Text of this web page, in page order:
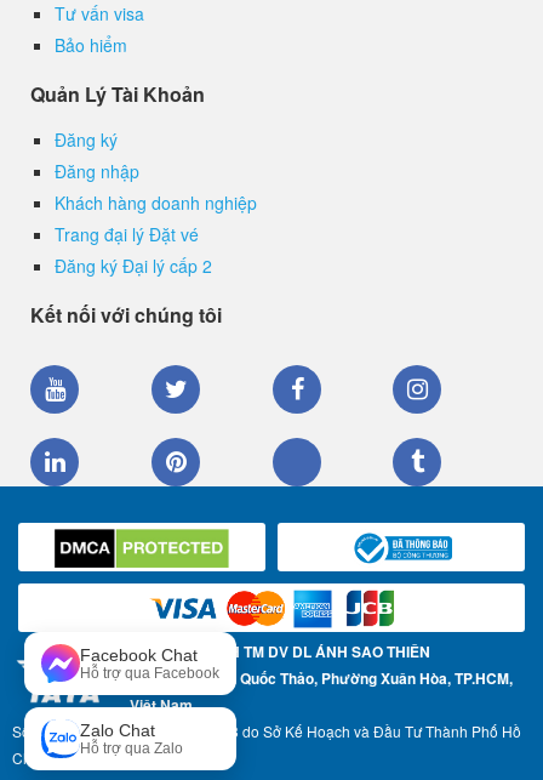
Tư vấn visa
Bảo hiểm
Quản Lý Tài Khoản
Đăng ký
Đăng nhập
Khách hàng doanh nghiệp
Trang đại lý Đặt vé
Đăng ký Đại lý cấp 2
Kết nối với chúng tôi
CÔNG TY TNHH TM DV DL ÁNH SAO THIÊN
Địa chỉ: 57 Trần Quốc Thảo, Phường Xuân Hòa, TP.HCM,
Việt Nam
Số Giấy phép ĐKKD: 0304967783 do Sở Kế Hoạch và Đầu Tư Thành Phố Hồ
Chí Minh cấp ngày 17-05-2007
Facebook Chat
Hỗ trợ qua Facebook
Zalo Chat
Hỗ trợ qua Zalo